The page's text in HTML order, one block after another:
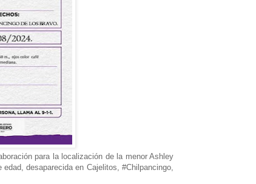
para la localización de la menor Ashley
desaparecida en Cajelitos, #Chilpancingo,